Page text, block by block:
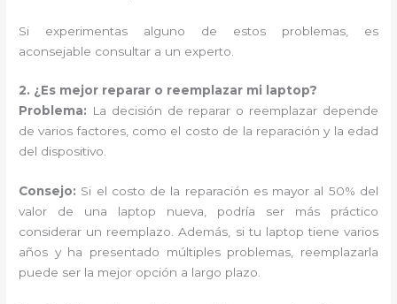
Si experimentas alguno de estos problemas, es
aconsejable consultar a un experto.
2. ¿Es mejor reparar o reemplazar mi laptop?
Problema: La decisión de reparar o reemplazar depende
de varios factores, como el costo de la reparación y la edad
del dispositivo.
Consejo: Si el costo de la reparación es mayor al 50% del
valor de una laptop nueva, podría ser más práctico
considerar un reemplazo. Además, si tu laptop tiene varios
años y ha presentado múltiples problemas, reemplazarla
puede ser la mejor opción a largo plazo.